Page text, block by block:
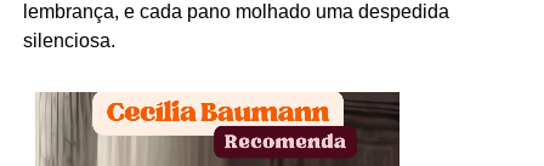
lembrança, e cada pano molhado uma despedida
silenciosa.